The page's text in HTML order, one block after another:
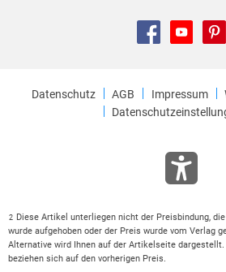
Datenschutz AGB Impressum
2
Diese Artikel unterliegen nicht der Preisbindung,
wurde aufgehoben oder der Preis wurde vom Verlag
Alternative wird Ihnen auf der Artikelseite dargestellt.
beziehen sich auf den vorherigen Preis.